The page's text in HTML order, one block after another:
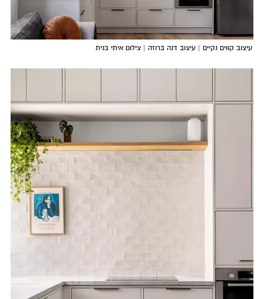
עיצוב קווים נקיים | עיצוב דנה ברוזה | צילום איתי בנית